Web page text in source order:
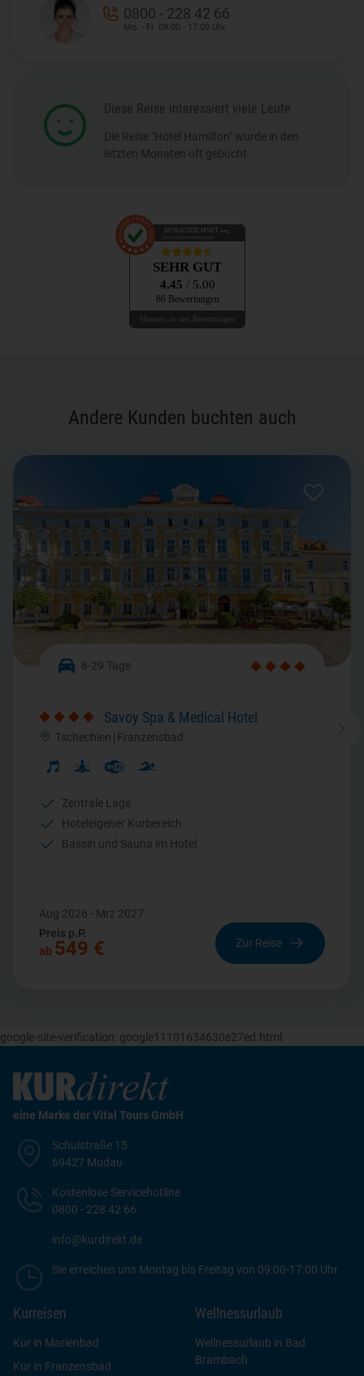
0800 - 228 42 66
Mo. - Fr. 09:00 - 17:00 Uhr
Diese Reise interessiert viele Leute
Die Reise "Hotel Hamilton" wurde in den
letzten Monaten oft gebucht.
AUSGEZEICHNET .org
SEHR GUT
4.45 / 5.00
86 Bewertungen
Hinweis zu den Bewertungen
Andere Kunden buchten auch
8-29 Tage
Savoy Spa & Medical Hotel
Tschechien | Franzensbad
Zentrale Lage
Hoteleigener Kurbereich
Bassin und Sauna im Hotel
Aug 2026 - Mrz 2027
Preis p.P.
ab 549 € Zur Reise
google-site-verification: google11101634630e27ed.html
eine Marke der Vital Tours GmbH
Schulstraße 15
69427 Mudau
Kostenlose Servicehotline
0800 - 228 42 66
info@kurdirekt.de
Sie erreichen uns Montag bis Freitag von 09:00-17:00 Uhr
Kurreisen
Kur in Marienbad
Kur in Franzensbad
Wellnessurlaub
Wellnessurlaub in Bad
Brambach